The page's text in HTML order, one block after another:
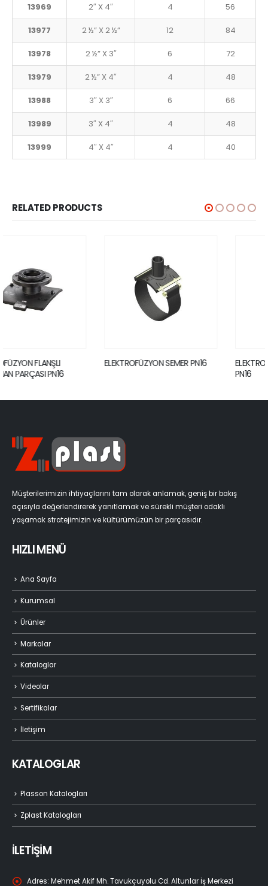
13969 2″ X 4″ 4 56
13977 2 ½” X 2 ½” 12 84
13978 2 ½” X 3″ 6 72
13979 2 ½” X 4″ 4 48
13988 3″ X 3″ 6 66
13989 3″ X 4″ 4 48
13999 4″ X 4″ 4 40
RELATED PRODUCTS
ELEKTROFÜZYON SEMER PN16
ELEKTROFÜZYON 180° DİRSEK
Müşterilerimizin ihtiyaçlarını tam olarak anlamak, geniş bir bakış
açısıyla değerlendirerek yanıtlamak ve sürekli müşteri odaklı
yaşamak stratejimizin ve kültürümüzün bir parçasıdır.
HIZLI MENÜ
Ana Sayfa
Kurumsal
Ürünler
Markalar
Kataloglar
Videolar
Sertifikalar
İletişim
KATALOGLAR
Plasson Katalogları
Zplast Katalogları
İLETİŞİM
Adres: Mehmet Akif Mh. Tavukçuyolu Cd. Altunlar İş Merkezi